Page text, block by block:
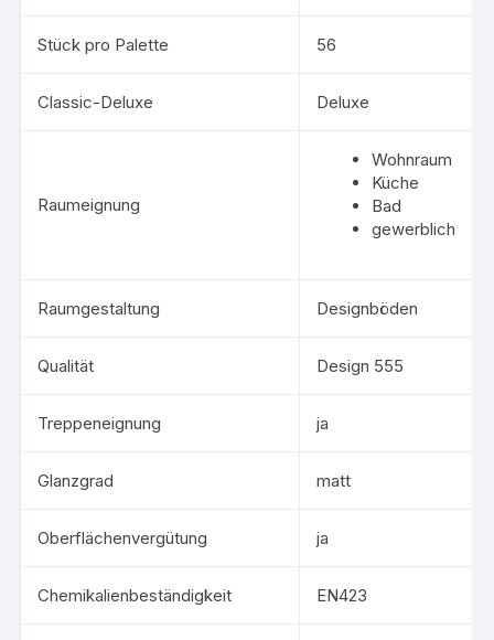
Stück pro Palette 56
Classic-Deluxe Deluxe
Raumeignung
Wohnraum
Küche
Bad
gewerblich
Raumgestaltung Designböden
Qualität Design 555
Treppeneignung ja
Glanzgrad matt
Oberflächenvergütung ja
Chemikalienbeständigkeit EN423